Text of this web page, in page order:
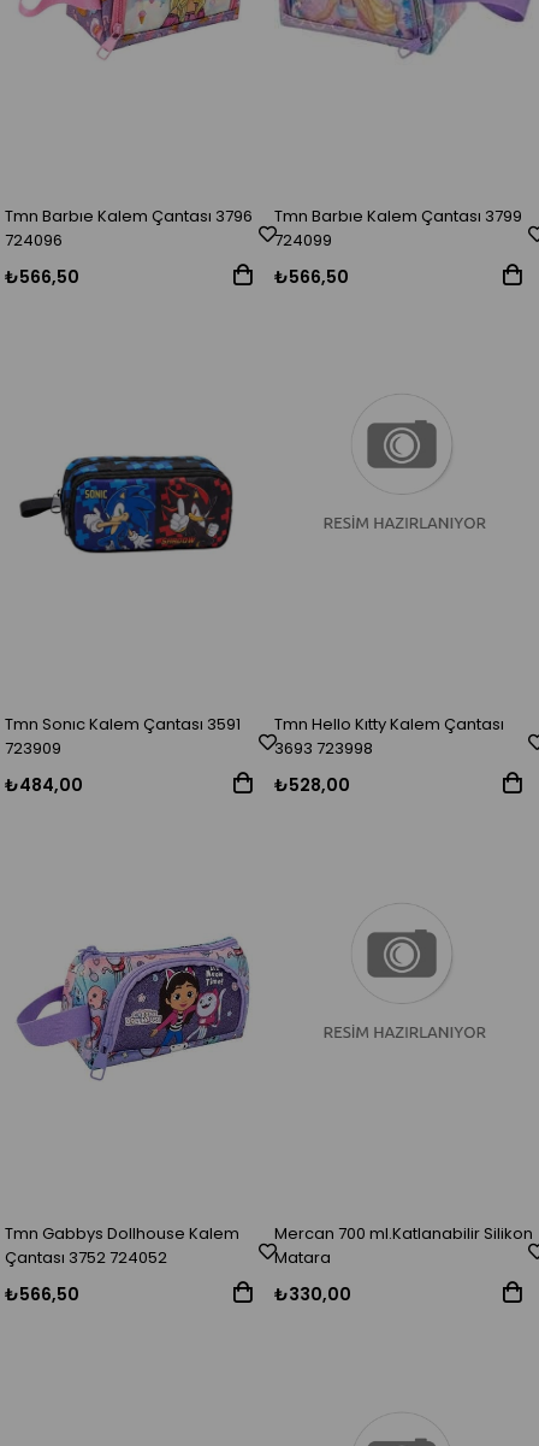
Tmn Barbıe Kalem Çantası 3796
724096
₺566,50
Tmn Barbıe Kalem Çantası 3799
724099
₺566,50
Tmn Sonıc Kalem Çantası 3591
723909
₺484,00
Tmn Hello Kıtty Kalem Çantası
3693 723998
₺528,00
Tmn Gabbys Dollhouse Kalem
Çantası 3752 724052
₺566,50
Mercan 700 ml.Katlanabilir Silikon
Matara
₺330,00